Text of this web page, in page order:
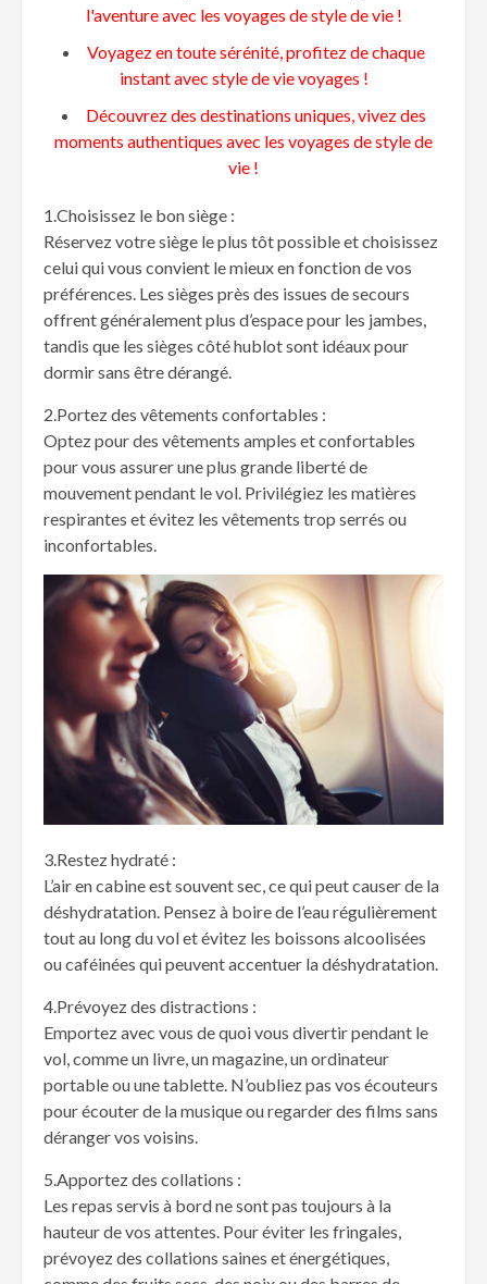
l'aventure avec les voyages de style de vie !
Voyagez en toute sérénité, profitez de chaque
instant avec style de vie voyages !
Découvrez des destinations uniques, vivez des
moments authentiques avec les voyages de style de
vie !
1.Choisissez le bon siège :
Réservez votre siège le plus tôt possible et choisissez
celui qui vous convient le mieux en fonction de vos
préférences. Les sièges près des issues de secours
offrent généralement plus d’espace pour les jambes,
tandis que les sièges côté hublot sont idéaux pour
dormir sans être dérangé.
2.Portez des vêtements confortables :
Optez pour des vêtements amples et confortables
pour vous assurer une plus grande liberté de
mouvement pendant le vol. Privilégiez les matières
respirantes et évitez les vêtements trop serrés ou
inconfortables.
3.Restez hydraté :
L’air en cabine est souvent sec, ce qui peut causer de la
déshydratation. Pensez à boire de l’eau régulièrement
tout au long du vol et évitez les boissons alcoolisées
ou caféinées qui peuvent accentuer la déshydratation.
4.Prévoyez des distractions :
Emportez avec vous de quoi vous divertir pendant le
vol, comme un livre, un magazine, un ordinateur
portable ou une tablette. N’oubliez pas vos écouteurs
pour écouter de la musique ou regarder des films sans
déranger vos voisins.
5.Apportez des collations :
Les repas servis à bord ne sont pas toujours à la
hauteur de vos attentes. Pour éviter les fringales,
prévoyez des collations saines et énergétiques,